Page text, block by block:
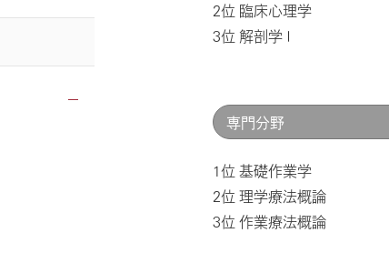
2位 臨床心理学
3位 解剖学Ｉ
専門分野
1位 基礎作業学
2位 理学療法概論
3位 作業療法概論